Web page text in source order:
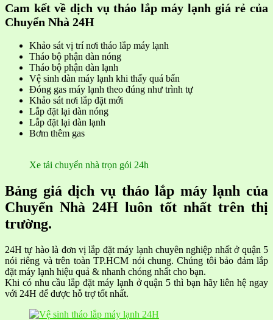
Cam kết về dịch vụ tháo lắp máy lạnh giá rẻ của
Chuyển Nhà 24H
Khảo sát vị trí nơi tháo lắp máy lạnh
Tháo bộ phận dàn nóng
Tháo bộ phận dàn lạnh
Vệ sinh dàn máy lạnh khi thấy quá bẩn
Đóng gas máy lạnh theo đúng như trình tự
Khảo sát nơi lắp đặt mới
Lắp đặt lại dàn nóng
Lắp đặt lại dàn lạnh
Bơm thêm gas
Xe tải chuyển nhà trọn gói 24h
Bảng giá dịch vụ tháo lắp máy lạnh của
Chuyển Nhà 24H luôn tốt nhất trên thị
trường.
24H tự hào là đơn vị lắp đặt máy lạnh chuyên nghiệp nhất ở quận 5
nói riêng và trên toàn TP.HCM nói chung. Chúng tôi bảo đảm lắp
đặt máy lạnh hiệu quả & nhanh chóng nhất cho bạn.
Khi có nhu cầu lắp đặt máy lạnh ở quận 5 thì bạn hãy liên hệ ngay
với 24H để được hỗ trợ tốt nhất.